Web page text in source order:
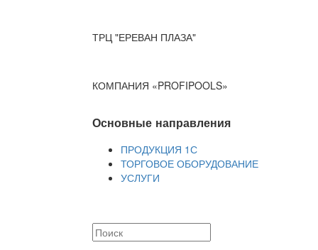
ТРЦ "ЕРЕВАН ПЛАЗА"
КОМПАНИЯ «PROFIPOOLS»
Основные направления
ПРОДУКЦИЯ 1С
ТОРГОВОЕ ОБОРУДОВАНИЕ
УСЛУГИ